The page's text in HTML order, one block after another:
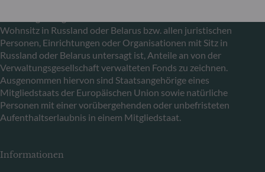
Wohnsitz in Russland oder Belarus bzw. allen juristischen
Personen, Einrichtungen oder Organisationen mit Sitz in
Russland oder Belarus untersagt ist, Anteile an von der
Verwaltungsgesellschaft verwalteten Fonds zu zeichnen.
Ausgenommen hiervon sind Staatsangehörige eines
Mitgliedstaats der Europäischen Union sowie natürliche
Personen mit einer vorübergehenden oder unbefristeten
Aufenthaltserlaubnis in einem Mitgliedstaat.
Informationen